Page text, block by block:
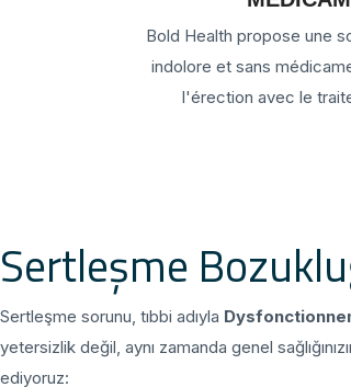
Bold Health propose une
indolore et sans
l'érection avec le
Sertleşme
Sertleşme sorunu, tıbbi adıyla
yetersizlik değil, aynı zamanda genel
ediyoruz: